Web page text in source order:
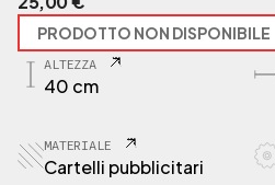
PRODOTTO NON DISPONIBILE
ALTEZZA
40 cm
MATERIALE
Cartelli pubblicitari